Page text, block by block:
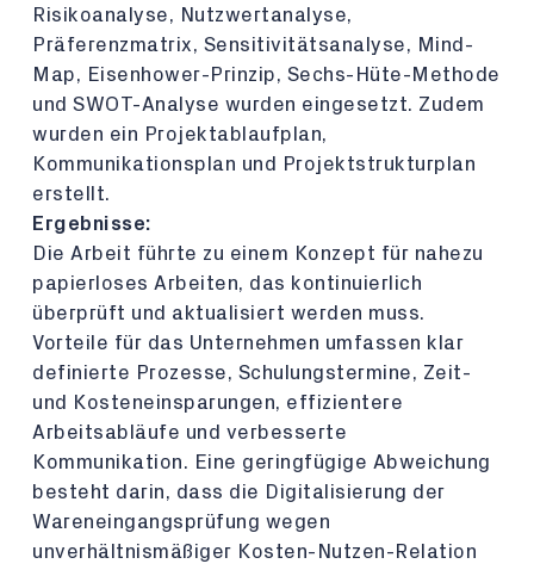
Risikoanalyse, Nutzwertanalyse,
Präferenzmatrix, Sensitivitätsanalyse, Mind-
Map, Eisenhower-Prinzip, Sechs-Hüte-Methode
und SWOT-Analyse wurden eingesetzt. Zudem
wurden ein Projektablaufplan,
Kommunikationsplan und Projektstrukturplan
erstellt.
Ergebnisse:
Die Arbeit führte zu einem Konzept für nahezu
papierloses Arbeiten, das kontinuierlich
überprüft und aktualisiert werden muss.
Vorteile für das Unternehmen umfassen klar
definierte Prozesse, Schulungstermine, Zeit-
und Kosteneinsparungen, effizientere
Arbeitsabläufe und verbesserte
Kommunikation. Eine geringfügige Abweichung
besteht darin, dass die Digitalisierung der
Wareneingangsprüfung wegen
unverhältnismäßiger Kosten-Nutzen-Relation